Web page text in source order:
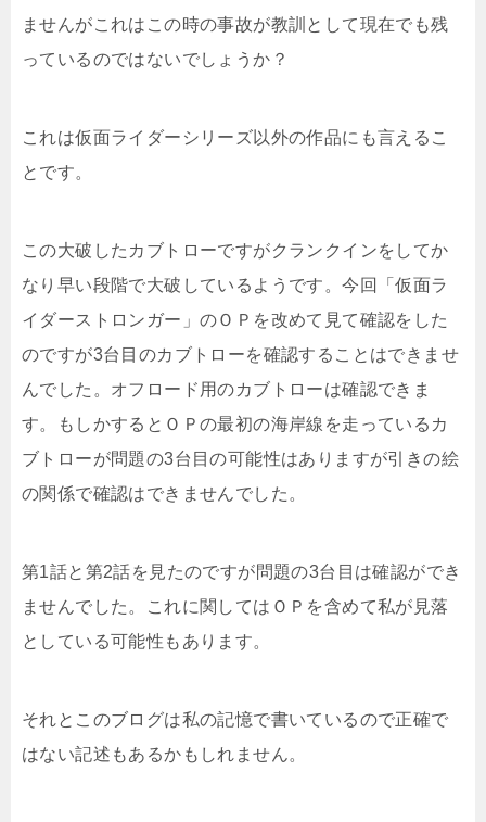
ませんがこれはこの時の事故が教訓として現在でも残
っているのではないでしょうか？
これは仮面ライダーシリーズ以外の作品にも言えるこ
とです。
この大破したカブトローですがクランクインをしてか
なり早い段階で大破しているようです。今回「仮面ラ
イダーストロンガー」のＯＰを改めて見て確認をした
のですが3台目のカブトローを確認することはできませ
んでした。オフロード用のカブトローは確認できま
す。もしかするとＯＰの最初の海岸線を走っているカ
ブトローが問題の3台目の可能性はありますが引きの絵
の関係で確認はできませんでした。
第1話と第2話を見たのですが問題の3台目は確認ができ
ませんでした。これに関してはＯＰを含めて私が見落
としている可能性もあります。
それとこのブログは私の記憶で書いているので正確で
はない記述もあるかもしれません。